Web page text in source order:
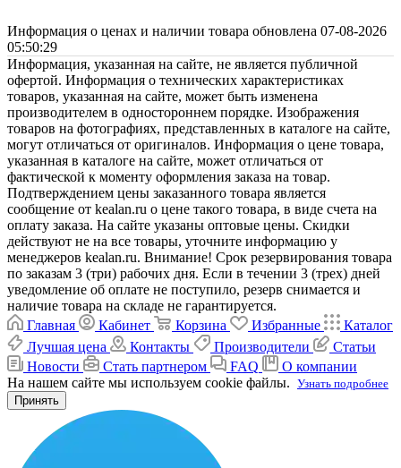
Информация о ценах и наличии товара обновлена 07-08-2026
05:50:29
Информация, указанная на сайте, не является публичной
офертой. Информация о технических характеристиках
товаров, указанная на сайте, может быть изменена
производителем в одностороннем порядке. Изображения
товаров на фотографиях, представленных в каталоге на сайте,
могут отличаться от оригиналов. Информация о цене товара,
указанная в каталоге на сайте, может отличаться от
фактической к моменту оформления заказа на товар.
Подтверждением цены заказанного товара является
сообщение от kealan.ru о цене такого товара, в виде счета на
оплату заказа. На сайте указаны оптовые цены. Скидки
действуют не на все товары, уточните информацию у
менеджеров kealan.ru. Внимание! Срок резервирования товара
по заказам 3 (три) рабочих дня. Если в течении 3 (трех) дней
уведомление об оплате не поступило, резерв снимается и
наличие товара на складе не гарантируется.
Главная
Кабинет Корзина Избранные
Каталог
Лучшая цена
Контакты Производители
Статьи
Новости
Стать партнером FAQ
О компании
На нашем сайте мы используем cookie файлы. Узнать подробнее
Принять